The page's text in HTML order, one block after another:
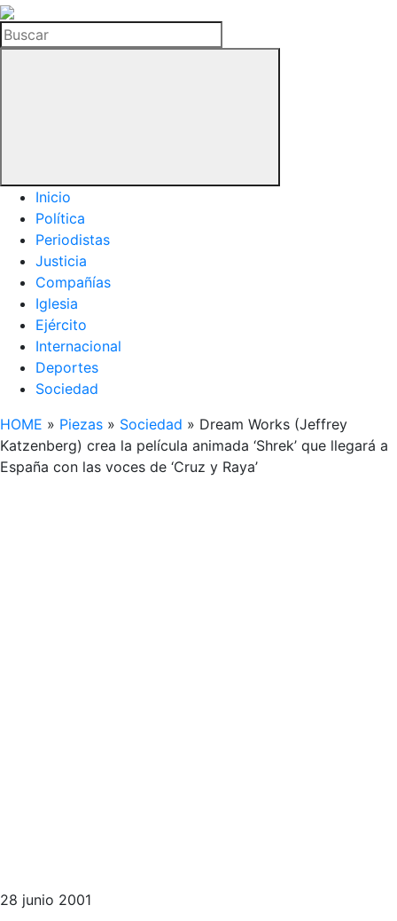
La
Hemeroteca
del
Buscar
Inicio
Política
Periodistas
Justicia
Compañías
Iglesia
Ejército
Internacional
Deportes
Sociedad
HOME » Piezas » Sociedad » Dream Works (Jeffrey
Katzenberg) crea la película animada ‘Shrek’ que llegará a
España con las voces de ‘Cruz y Raya’
28 junio 2001